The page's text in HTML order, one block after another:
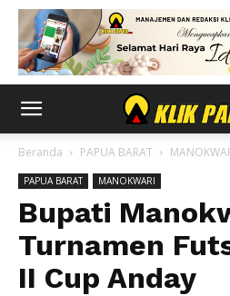
Beranda PAPUA BARAT
PAPUA BARAT MANOKWARI
Bupati
Turnamen
II Cup Anday